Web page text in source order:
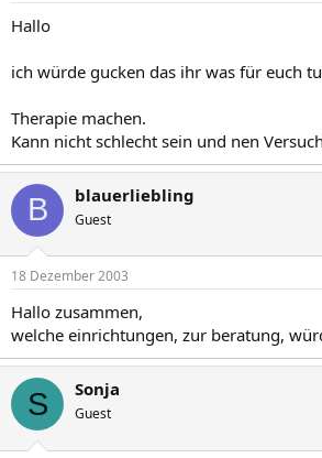
Hallo
ich würde gucken das ihr was für euch
Therapie machen.
Kann nicht schlecht sein und nen
B blauerliebling
Guest
18 Dezember 2003
Hallo zusammen,
welche einrichtungen, zur beratung,
S Sonja
Guest